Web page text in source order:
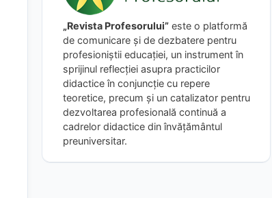
„Revista Profesorului” este o platformă
de comunicare și de dezbatere pentru
profesioniștii educației, un instrument în
sprijinul reflecției asupra practicilor
didactice în conjuncție cu repere
teoretice, precum și un catalizator pentru
dezvoltarea profesională continuă a
cadrelor didactice din învățământul
preuniversitar.